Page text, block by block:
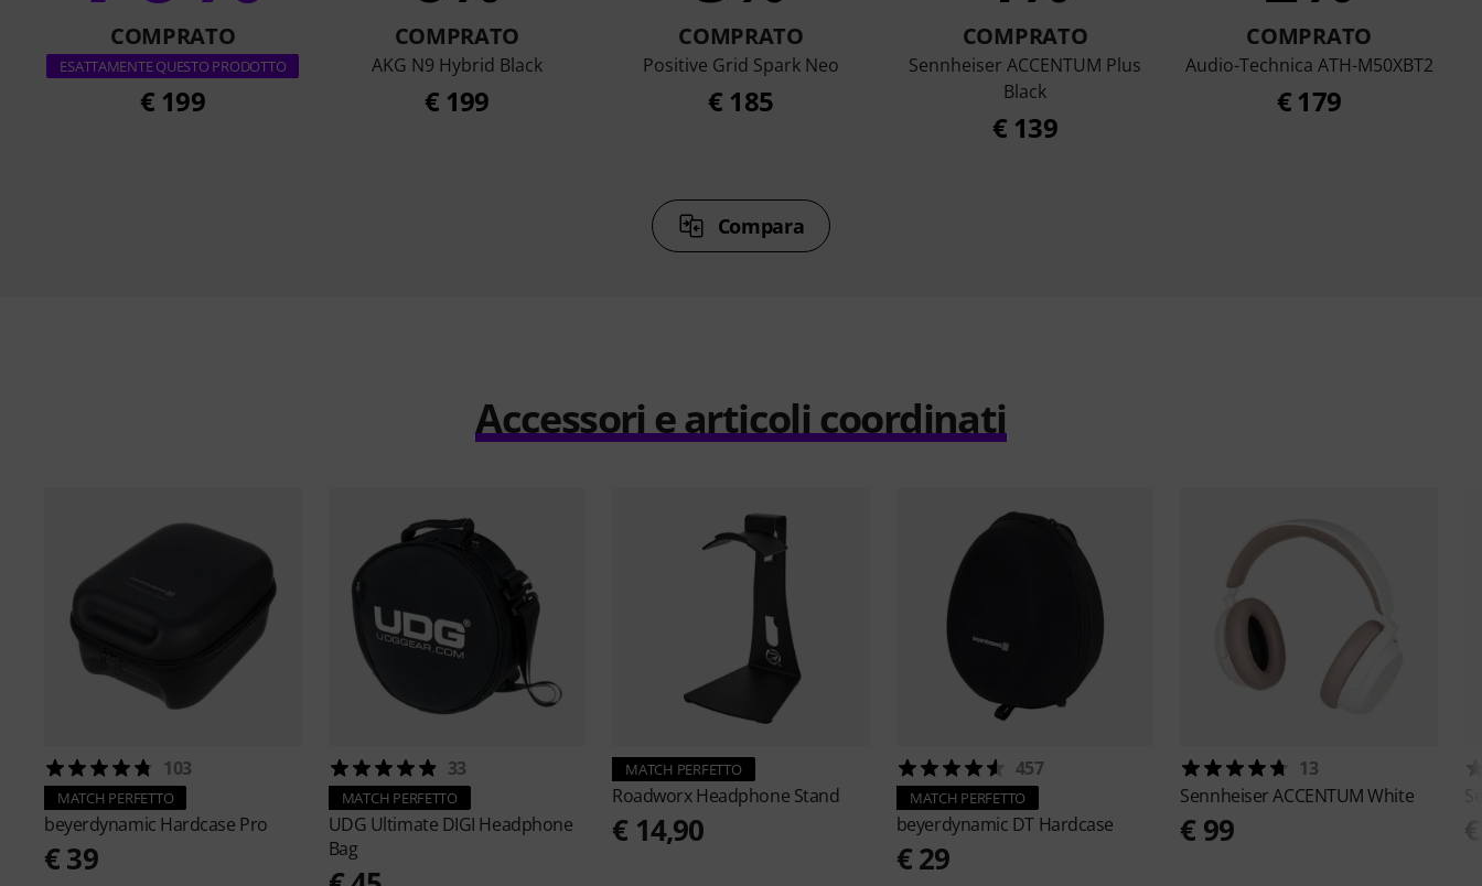
COMPRATO
ESATTAMENTE QUESTO PRODOTTO
€ 199
COMPRATO
AKG N9 Hybrid Black
€ 199
COMPRATO
Positive Grid Spark Neo
€ 185
COMPRATO
Sennheiser ACCENTUM Plus
Black
€ 139
COMPRATO
Audio-Technica ATH-M50XBT2
€ 179
Compara
Accessori e articoli coordinati
103
MATCH PERFETTO
beyerdynamic Hardcase Pro
€ 39
33
MATCH PERFETTO
UDG Ultimate DIGI Headphone
Bag
MATCH PERFETTO
RoadworxHeadphone Stand
€ 14,90
457
MATCH PERFETTO
beyerdynamic DT Hardcase
€ 29
13
SennheiserACCENTUM White
€ 99